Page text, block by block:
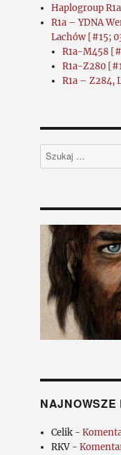
Haplogroup R1a
R1a – YDNA
Lachów [#15;
R1a-M458
R1a-Z280
R1a – Z284,
NAJNOWSZE
Celik -
RKV -